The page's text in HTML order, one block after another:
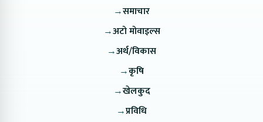
→समाचार
→अटो मोवाइल्स
→अर्थ/विकास
→कृषि
→खेलकुद
→प्रविधि